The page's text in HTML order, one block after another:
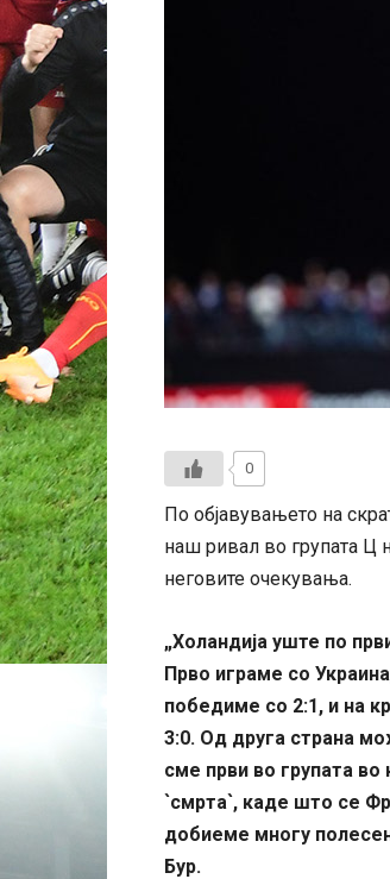
0
По објавувањето на
наш ривал во групата Ц
неговите очекувања.
„Холандија уште по
Прво играме со
победиме со 2:1, и на
3:0. Од друга страна
сме први во групата
`смрта`, каде што се
добиеме многу
Бур.